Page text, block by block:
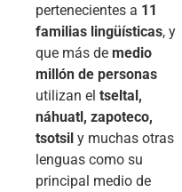
pertenecientes a 11
familias lingüísticas, y
que más de medio
millón de personas
utilizan el tseltal,
náhuatl, zapoteco,
tsotsil y muchas otras
lenguas como su
principal medio de